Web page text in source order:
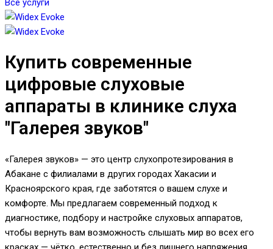
Все услуги
Купить современные
цифровые слуховые
аппараты в клинике слуха
"Галерея звуков"
«Галерея звуков» — это центр слухопротезирования в
Абакане с филиалами в других городах Хакасии и
Красноярского края, где заботятся о вашем слухе и
комфорте. Мы предлагаем современный подход к
диагностике, подбору и настройке слуховых аппаратов,
чтобы вернуть вам возможность слышать мир во всех его